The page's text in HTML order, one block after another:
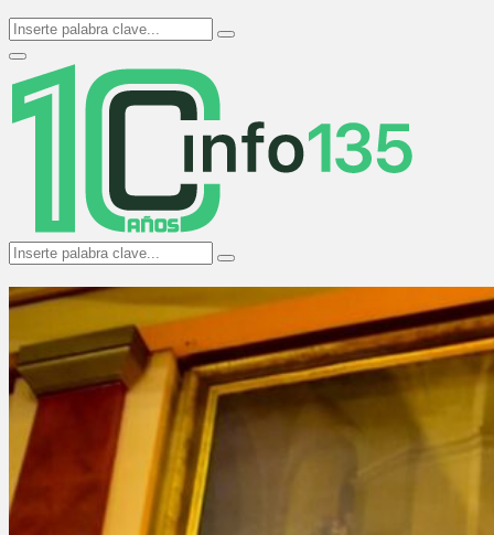
Search
for:
Search
Primary
Menu
Search
for:
Search